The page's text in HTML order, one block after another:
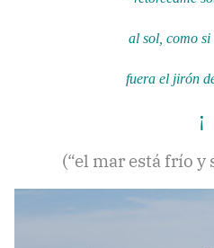
al sol, como
fuera el jirón
¡
(“el mar está frío y